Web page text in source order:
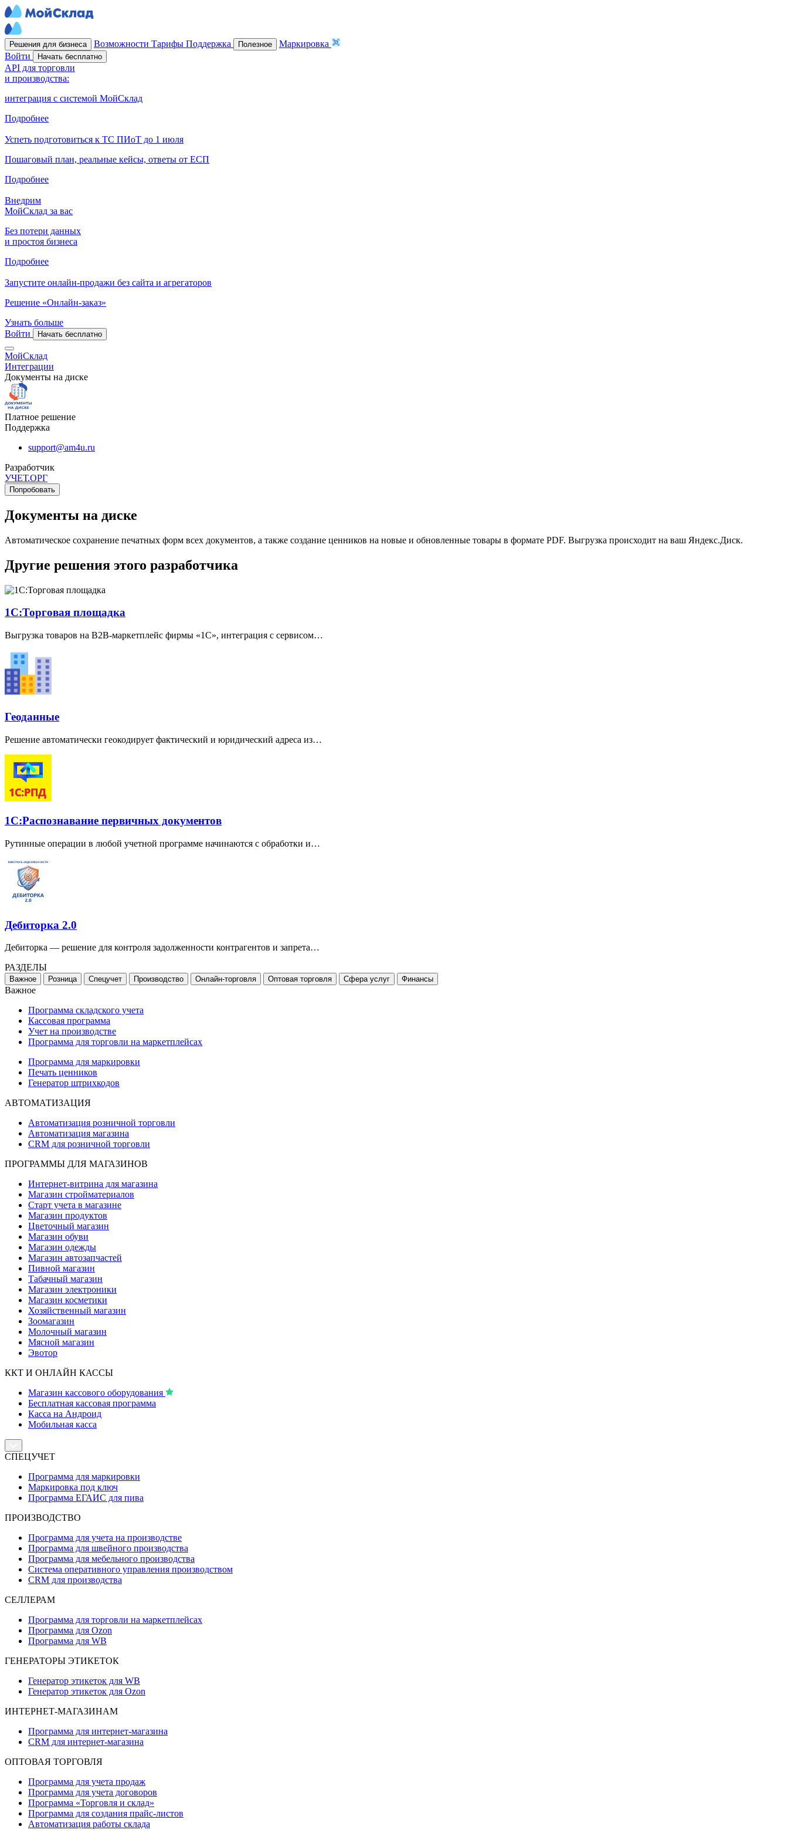
Решения для бизнеса Возможности Тарифы Поддержка Полезное
Маркировка
Войти
Начать бесплатно
API для торговли
и производства:
интеграция с системой МойСклад
Подробнее
Успеть подготовиться к ТС ПИоТ до 1 июля
Пошаговый план, реальные кейсы, ответы от ЕСП
Подробнее
Внедрим
МойСклад за вас
Без потери данных
и простоя бизнеса
Подробнее
Запустите онлайн-продажи без сайта и агрегаторов
Решение «Онлайн-заказ»
Узнать больше
Войти
Начать бесплатно
МойСклад
Интеграции
Документы на диске
Платное решение
Поддержка
support@am4u.ru
Разработчик
УЧЕТ.ОРГ
Попробовать
Документы на диске
Автоматическое сохранение печатных форм всех документов, а также создание ценников на новые и обновленные товары в формате PDF. Выгрузка происходит на ваш Яндекс.Диск.
Другие решения этого разработчика
1С:Торговая площадка
Выгрузка товаров на B2B-маркетплейс фирмы «1С», интеграция с сервисом…
Геоданные
Решение автоматически геокодирует фактический и юридический адреса из…
1С:Распознавание первичных документов
Рутинные операции в любой учетной программе начинаются с обработки и…
Дебиторка 2.0
Дебиторка — решение для контроля задолженности контрагентов и запрета…
РАЗДЕЛЫ
Важное Розница Спецучет Производство Онлайн-торговля Оптовая торговля Сфера услуг Финансы
Важное
Программа складского учета
Кассовая программа
Учет на производстве
Программа для торговли на маркетплейсах
Программа для маркировки
Печать ценников
Генератор штрихкодов
АВТОМАТИЗАЦИЯ
Автоматизация розничной торговли
Автоматизация магазина
CRM для розничной торговли
ПРОГРАММЫ ДЛЯ МАГАЗИНОВ
Интернет-витрина для магазина
Магазин стройматериалов
Старт учета в магазине
Магазин продуктов
Цветочный магазин
Магазин обуви
Магазин одежды
Магазин автозапчастей
Пивной магазин
Табачный магазин
Магазин электроники
Магазин косметики
Хозяйственный магазин
Зоомагазин
Молочный магазин
Мясной магазин
Эвотор
ККТ И ОНЛАЙН КАССЫ
Магазин кассового оборудования
Бесплатная кассовая программа
Касса на Андроид
Мобильная касса
СПЕЦУЧЕТ
Программа для маркировки
Маркировка под ключ
Программа ЕГАИС для пива
ПРОИЗВОДСТВО
Программа для учета на производстве
Программа для швейного производства
Программа для мебельного производства
Система оперативного управления производством
CRM для производства
СЕЛЛЕРАМ
Программа для торговли на маркетплейсах
Программа для Ozon
Программа для WB
ГЕНЕРАТОРЫ ЭТИКЕТОК
Генератор этикеток для WB
Генератор этикеток для Ozon
ИНТЕРНЕТ-МАГАЗИНАМ
Программа для интернет-магазина
CRM для интернет-магазина
ОПТОВАЯ ТОРГОВЛЯ
Программа для учета продаж
Программа для учета договоров
Программа «Торговля и склад»
Программа для создания прайс‑листов
Автоматизация работы склада